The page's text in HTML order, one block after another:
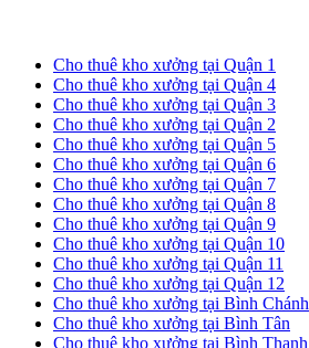
Cho thuê kho xưởng tại Quận 1
Cho thuê kho xưởng tại Quận 4
Cho thuê kho xưởng tại Quận 3
Cho thuê kho xưởng tại Quận 2
Cho thuê kho xưởng tại Quận 5
Cho thuê kho xưởng tại Quận 6
Cho thuê kho xưởng tại Quận 7
Cho thuê kho xưởng tại Quận 8
Cho thuê kho xưởng tại Quận 9
Cho thuê kho xưởng tại Quận 10
Cho thuê kho xưởng tại Quận 11
Cho thuê kho xưởng tại Quận 12
Cho thuê kho xưởng tại Bình Chánh
Cho thuê kho xưởng tại Bình Tân
Cho thuê kho xưởng tại Bình Thạnh